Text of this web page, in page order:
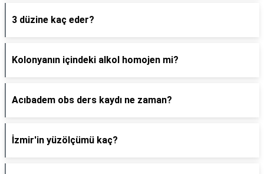
3 düzine kaç eder?
Kolonyanın içindeki alkol homojen mi?
Acıbadem obs ders kaydı ne zaman?
İzmir'in yüzölçümü kaç?